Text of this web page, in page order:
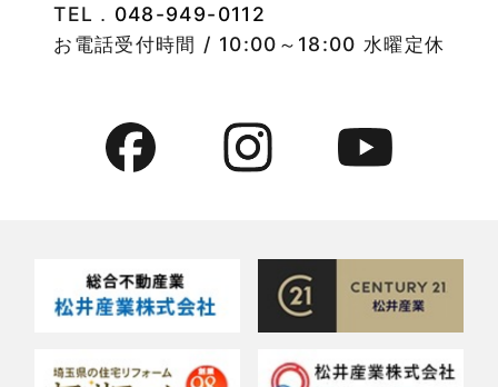
竹ノ塚店-ブログ
貸倉庫・その他
貸店舗活用事例
賃貸物件
2022年8月
2022年6月
2022年3月
2022年2月
TEL． 048-949-0112
お電話受付時間 / 10:00～18:00 水曜定休